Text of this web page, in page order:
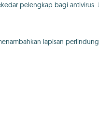
pelengkap bagi
lapisan